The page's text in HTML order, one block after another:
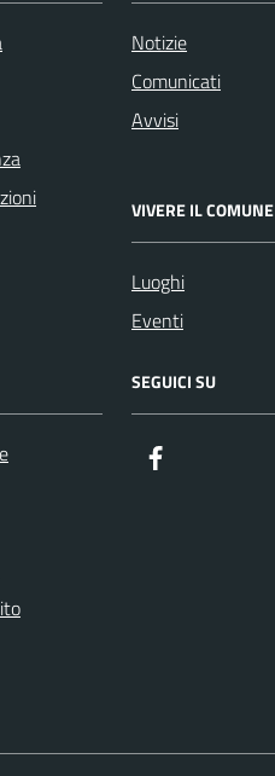
Notizie
Comunicati
Avvisi
VIVERE IL COMUNE
Luoghi
Eventi
SEGUICI SU